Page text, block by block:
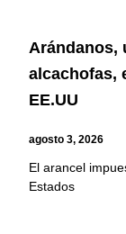
Arándanos,
alcachofas,
EE.UU
agosto 3, 2026
El arancel
Estados